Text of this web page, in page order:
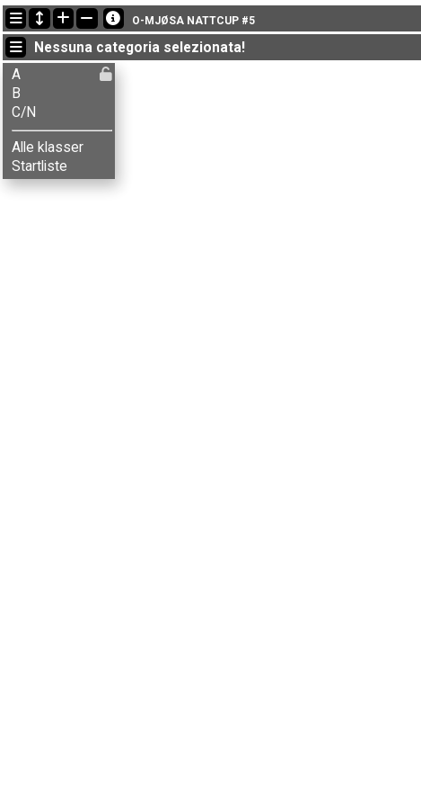
Ultimi aggiornamenti
17:27:26: Inger Røste (C/N) è arrivato with status finished
16:36:42: Nataliia Kotok (B) è arrivato con il tempo: 35:03 (4)
16:18:21: Erik Haugen (B) è arrivato con il tempo: 44:29 (8)
O-MJØSA NATTCUP #5
Nessuna categoria selezionata!
A
B
C/N
Alle klasser
Startliste